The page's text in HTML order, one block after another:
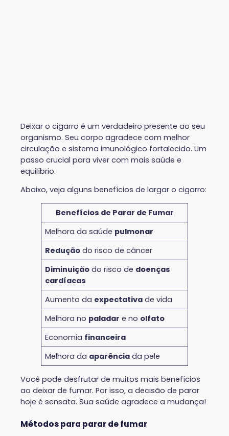
Deixar o cigarro é um verdadeiro presente ao seu
organismo. Seu corpo agradece com melhor
circulação e sistema imunológico fortalecido. Um
passo crucial para viver com mais saúde e
equilíbrio.
Abaixo, veja alguns benefícios de largar o cigarro:
Benefícios de Parar de Fumar
Melhora da saúde pulmonar
Redução do risco de câncer
Diminuição do risco de doenças
cardíacas
Aumento da expectativa de vida
Melhora no paladar e no olfato
Economia financeira
Melhora da aparência da pele
Você pode desfrutar de muitos mais benefícios
ao deixar de fumar. Por isso, a decisão de parar
hoje é sensata. Sua saúde agradece a mudança!
Métodos para parar de fumar